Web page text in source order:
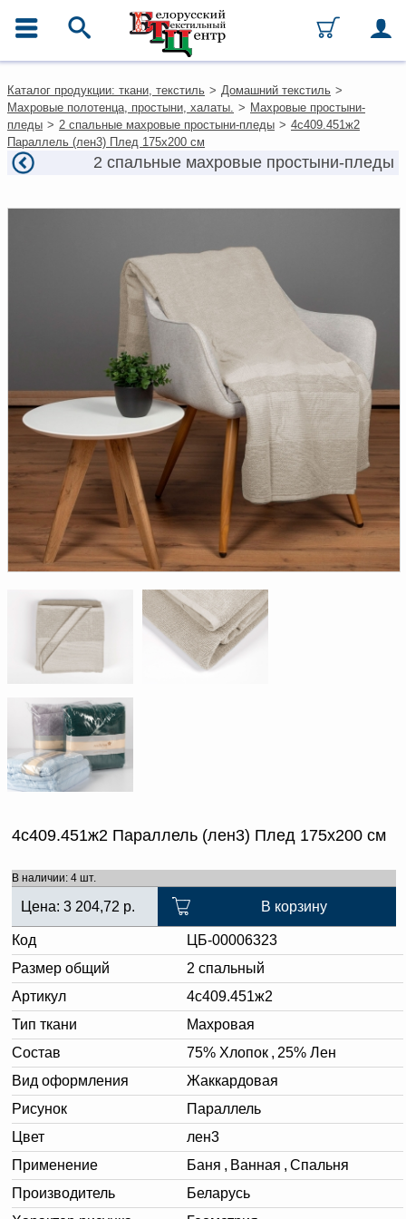
Каталог
Ткани
Домашний текстиль
Одежда
Ковры
гостиниц
Условия работы
Оплата и доставка
Как оформить заказ
Написать нам
Доверенность на
получение груза
Документы по работе с
персональными данными
Письмо руководителю
Вопросы и ответы
Новости | Статьи
Каталог продукции: ткани, текстиль > Домашний текстиль >
Махровые полотенца, простыни, халаты. > Махровые простыни-
пледы > 2 спальные махровые простыни-пледы > 4с409.451ж2
Параллель (лен3) Плед 175х200 см
2 спальные махровые простыни-пледы
4с409.451ж2 Параллель (лен3) Плед 175х200 см
В наличии: 4 шт.
Цена: 3 204,72 р. В корзину
Код
ЦБ-00006323
Размер общий
2 спальный
Артикул
4с409.451ж2
Тип ткани
Махровая
Состав
75% Хлопок , 25% Лен
Вид оформления
Жаккардовая
Рисунок
Параллель
Цвет
лен3
Применение
Баня , Ванная , Спальня
Производитель
Беларусь
Добавить
в
корзину